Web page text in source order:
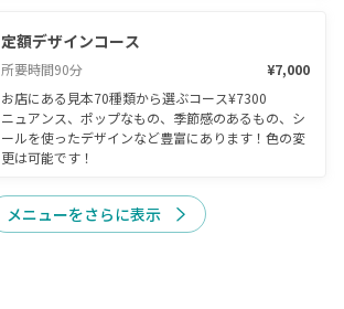
定額デザインコース
所要時間90分
¥7,000
お店にある見本70種類から選ぶコース¥7300
ニュアンス、ポップなもの、季節感のあるもの、シ
ールを使ったデザインなど豊富にあります！色の変
更は可能です！
メニューをさらに表示